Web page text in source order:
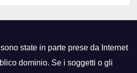
state in parte prese da Internet
dominio. Se i soggetti o gli